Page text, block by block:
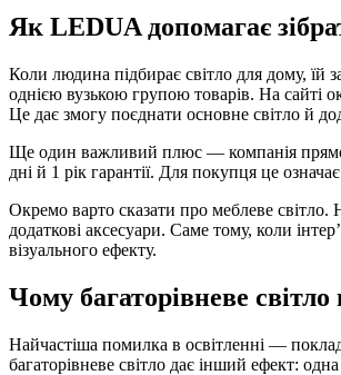
Як LEDUA допомагає
Коли людина підбирає світло для дому,
однією вузькою групою товарів. На сайті
Це дає змогу поєднати основне світло й
Ще один важливий плюс — компанія прямо
дні й 1 рік гарантії. Для покупця це
Окремо варто сказати про меблеве світло.
додаткові аксесуари. Саме тому, коли
візуального ефекту.
Чому багаторівневе
Найчастіша помилка в освітленні —
багаторівневе світло дає інший ефект: